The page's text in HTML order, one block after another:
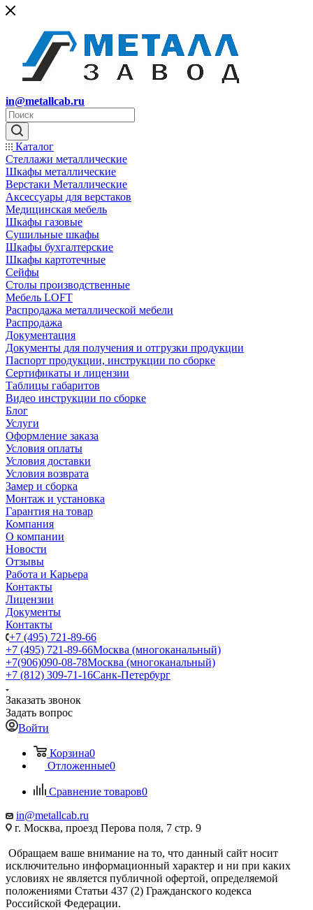
in@metallcab.ru
Каталог
Стеллажи металлические
Шкафы металлические
Верстаки Металлические
Аксессуары для верстаков
Медицинская мебель
Шкафы газовые
Сушильные шкафы
Шкафы бухгалтерские
Шкафы картотечные
Сейфы
Столы производственные
Мебель LOFT
Распродажа металлической мебели
Распродажа
Документация
Документы для получения и отгрузки продукции
Паспорт продукции, инструкции по сборке
Сертификаты и лицензии
Таблицы габаритов
Видео инструкции по сборке
Блог
Услуги
Оформление заказа
Условия оплаты
Условия доставки
Условия возврата
Замер и сборка
Монтаж и установка
Гарантия на товар
Компания
О компании
Новости
Отзывы
Работа и Карьера
Контакты
Лицензии
Документы
Контакты
+7 (495) 721-89-66
+7 (495) 721-89-66Москва (многоканальный)
+7(906)090-08-78Москва (многоканальный)
+7 (812) 309-71-16Санк-Петербург
Заказать звонок
Задать вопрос
Войти
Корзина0
Отложенные0
Сравнение товаров0
in@metallcab.ru
г. Москва, проезд Перова поля, 7 стр. 9
Обращаем ваше внимание на то, что данный сайт носит
исключительно информационный характер и ни при каких
условиях не является публичной офертой, определяемой
положениями Статьи 437 (2) Гражданского кодекса
Российской Федерации.